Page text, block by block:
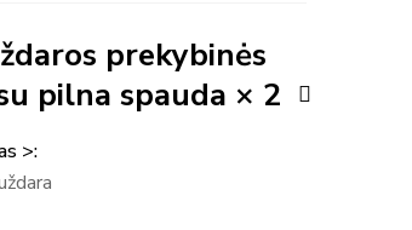
prekybinės
pilna spauda × 2
>